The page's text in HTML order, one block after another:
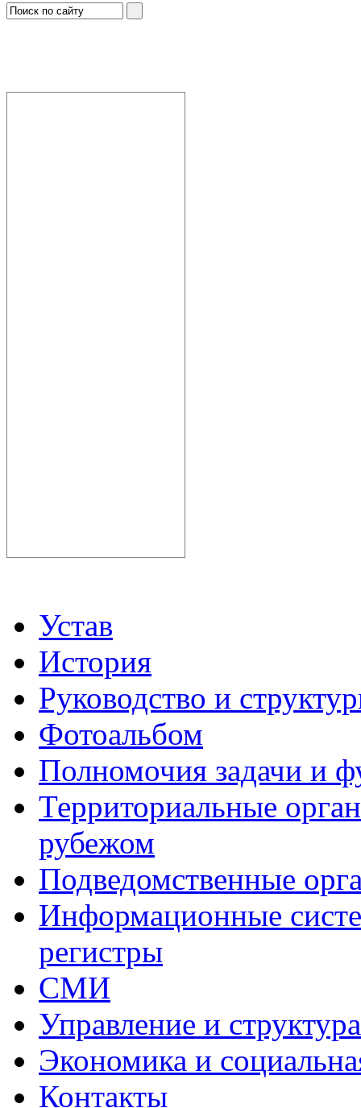
Устав
История
Руководство и
Фотоальбом
Полномочия задачи и
Территориальные
рубежом
Подведомственные
Информационные
регистры
СМИ
Управление и
Экономика и
Контакты